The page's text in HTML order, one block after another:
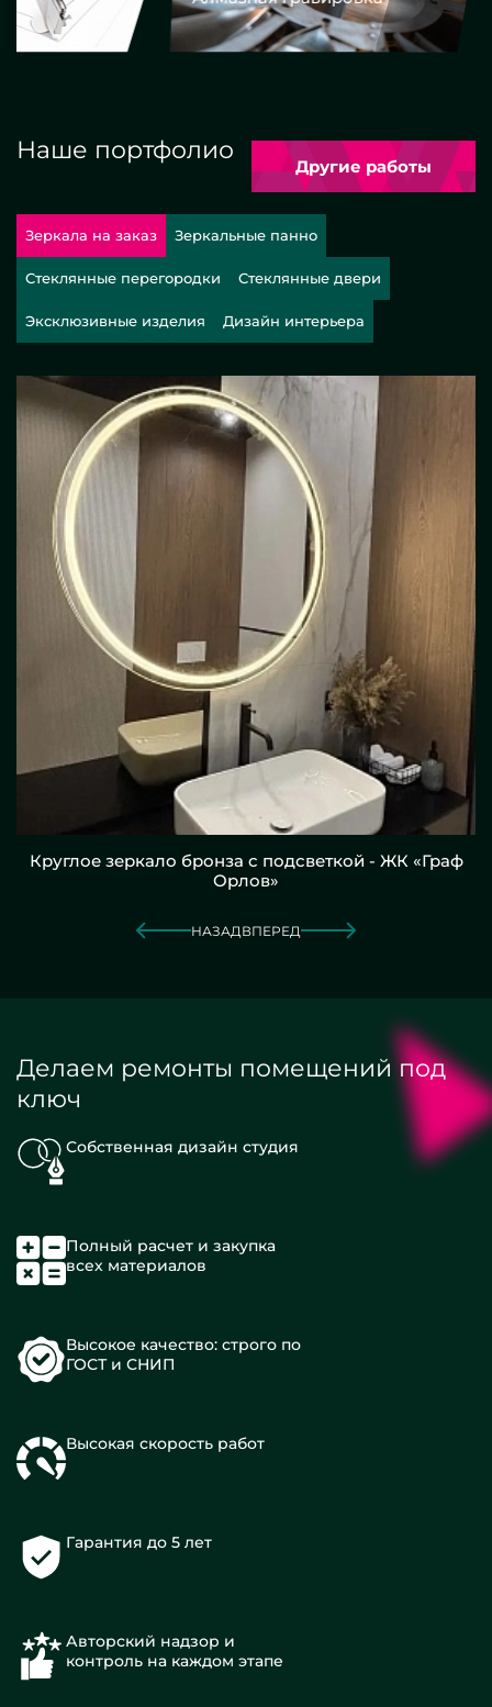
Наше портфолио
Другие работы
Зеркала на заказ Зеркальные панно
Стеклянные перегородки Стеклянные двери
Эксклюзивные изделия Дизайн интерьера
Круглое зеркало бронза с подсветкой - ЖК «Граф
Орлов»
НАЗАД ВПЕРЕД
Делаем ремонты помещений под
ключ
Собственная дизайн студия
Полный расчет и закупка
всех материалов
Высокое качество: строго по
ГОСТ и СНИП
Высокая скорость работ
Гарантия до 5 лет
Авторский надзор и
контроль на каждом этапе